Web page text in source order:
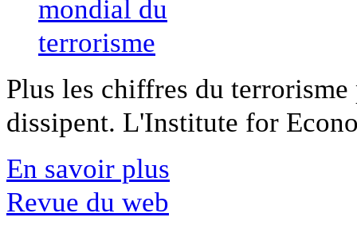
Plus les chiffres du
dissipent. L'Institute for
En savoir plus
Revue du web